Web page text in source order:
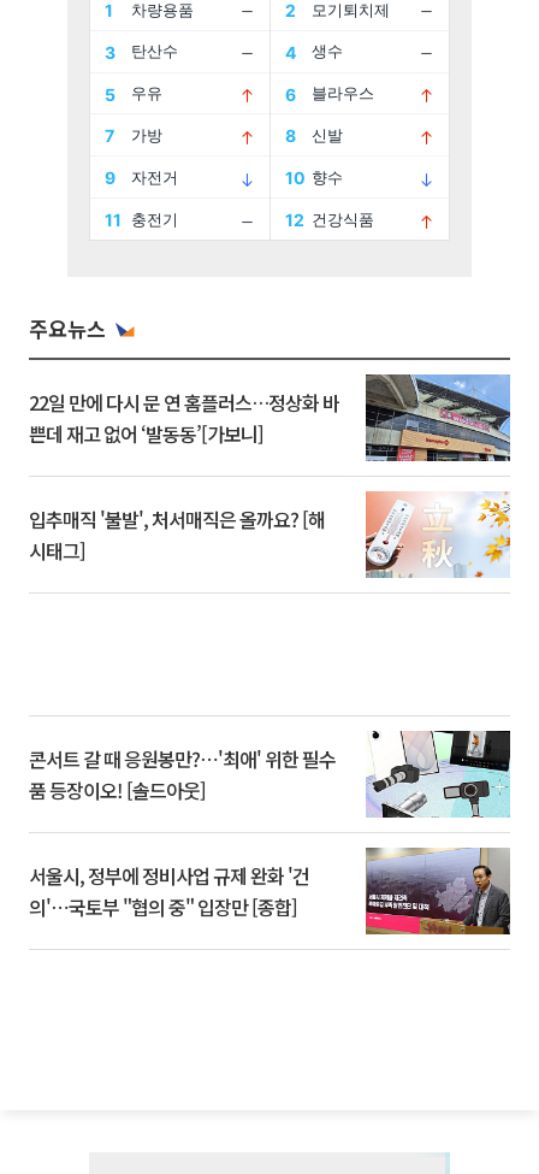
주요뉴스
22일 만에 다시 문 연 홈플러스…정상화 바
쁜데 재고 없어 ‘발동동’[가보니]
입추매직 '불발', 처서매직은 올까요? [해
시태그]
콘서트 갈 때 응원봉만?⋯'최애' 위한 필수
품 등장이오! [솔드아웃]
서울시, 정부에 정비사업 규제 완화 '건
의'⋯국토부 "협의 중" 입장만 [종합]